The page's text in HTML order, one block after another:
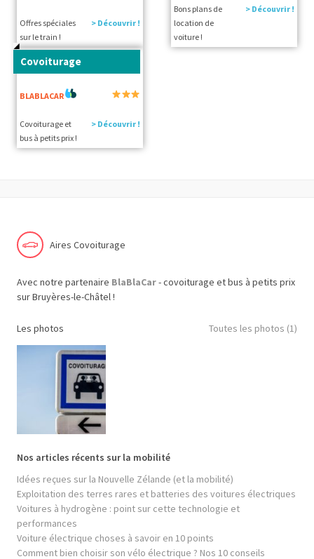
Offres spéciales
sur le train !
> Découvrir !
Bons plans de
location de
voiture !
> Découvrir !
Covoiturage
BLABLACAR
Covoiturage et
bus à petits prix !
> Découvrir !
Aires Covoiturage
Avec notre partenaire BlaBlaCar- covoiturage et bus à petits prix
sur Bruyères-le-Châtel !
Les photos Toutes les photos (1)
Nos articles récents sur la mobilité
Idées reçues sur la Nouvelle Zélande (et la mobilité)
Exploitation des terres rares et batteries des voitures électriques
Voitures à hydrogène : point sur cette technologie et
performances
Voiture électrique choses à savoir en 10 points
Comment bien choisir son vélo électrique ? Nos 10 conseils